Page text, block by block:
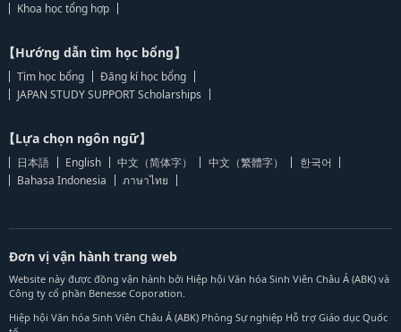
Khoa học tổng hợp
【Hướng dẫn tìm học bổng】
Tìm học bổng
Đăng kí học bổng
JAPAN STUDY SUPPORT Scholarships
【Lựa chọn ngôn ngữ】
日本語 English 中文（简体字） 中文（繁體字）
한국어
Bahasa Indonesia
ภาษาไทย
Đơn vị vận hành trang web
Website này được đồng vận hành bởi Hiệp hội Văn hóa Sinh Viên Châu Á (ABK) và
Công ty cổ phần Benesse Coporation.
Hiệp hội Văn hóa Sinh Viên Châu Á (ABK) Phòng Sự nghiệp Hỗ trợ Giáo dục Quốc